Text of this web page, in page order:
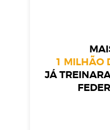
1 MILHÃO
JÁ